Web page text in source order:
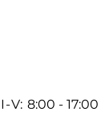
I-V: 8:00 - 17:00